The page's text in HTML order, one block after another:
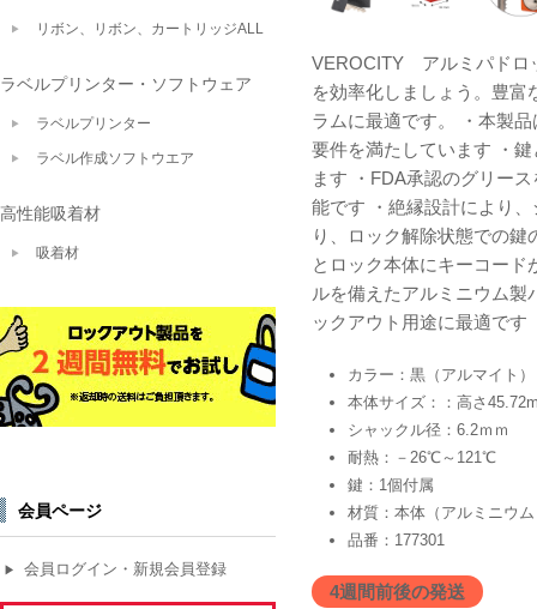
VEROCITY アルミパドロ
を効率化しましょう。豊
ラムに最適です。 ・本製
要件を満たしています ・
ます ・FDA承認のグリー
能です ・絶縁設計により
り、ロック解除状態での
とロック本体にキーコー
ルを備えたアルミニウム
ックアウト用途に最適です
カラー：黒（アルマイト）
本体サイズ：：高さ
シャックル径：6.2ｍｍ
耐熱：－26℃～121℃
鍵：1個付属
材質：本体（アルミニウ
品番：177301
4週間前後の発送
リボン、リボン、カートリッジALL
ラベルプリンター・ソフトウェア
ラベルプリンター
ラベル作成ソフトウエア
高性能吸着材
吸着材
会員ページ
▶ 会員ログイン・新規会員登録